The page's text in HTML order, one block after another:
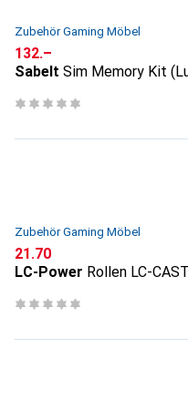
Zubehör Gaming Möbel
CHF
132.–
Sabelt Sim Memory Kit
Zubehör Gaming Möbel
CHF
21.70
LC-Power Rollen LC-